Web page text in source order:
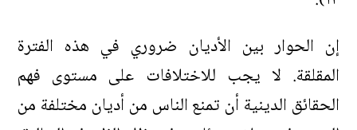
إن الحوار بين الأديان ضروري في هذه الفترة
المقلقة. لا يجب للاختلافات على مستوى فهم
الحقائق الدينية أن تمنع الناس من أديان مختلفة من